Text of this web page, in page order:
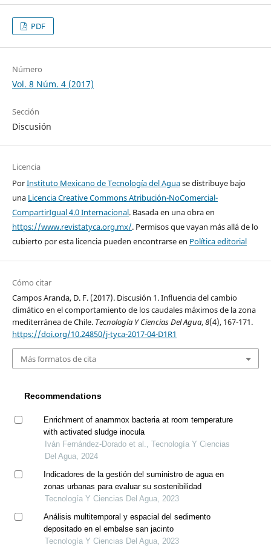
PDF
Número
Vol. 8 Núm. 4 (2017)
Sección
Discusión
Licencia
PorInstituto Mexicano de Tecnología del Aguase distribuye bajo
una Licencia Creative Commons Atribución-NoComercial-
CompartirIgual 4.0 Internacional. Basada en una obra en
https://www.revistatyca.org.mx/. Permisos que vayan más allá de lo
cubierto por esta licencia pueden encontrarse en Política editorial
Cómo citar
Campos Aranda, D. F. (2017). Discusión 1. Influencia del cambio
climático en el comportamiento de los caudales máximos de la zona
mediterránea de Chile. Tecnología Y Ciencias Del Agua,8(4), 167-171.
https://doi.org/10.24850/j-tyca-2017-04-D1R1
Más formatos de cita
Recommendations
Enrichment of anammox bacteria at room temperature
with activated sludge inocula
Iván Fernández-Dorado et al., Tecnología Y Ciencias
Del Agua, 2024
Indicadores de la gestión del suministro de agua en
zonas urbanas para evaluar su sostenibilidad
Tecnología Y Ciencias Del Agua, 2023
Análisis multitemporal y espacial del sedimento
depositado en el embalse san jacinto
Tecnología Y Ciencias Del Agua, 2023